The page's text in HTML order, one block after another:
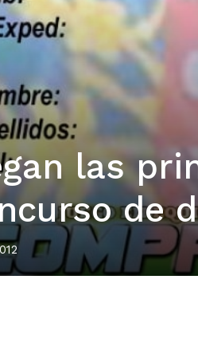
las
de